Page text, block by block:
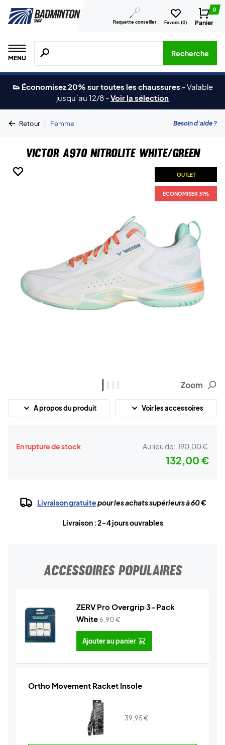
Raquette conseiller Favoris (0)
0
Panier
MENU
Recherche de produits, de marques, etc.
Recherche
👟 Économisez 20% sur toutes les chaussures -Valable
jusqu´au 12/8 -Voir la sélection
Retour | Femme Besoin d'aide ?
Victor A970 NitroLite White/Green
OUTLET
ÉCONOMISER 31%
OUTLET
ÉCONOMISER 31%
OUTLET
ÉCONOMISER 31%
OUTLET
ÉCONOMISER 31%
Zoom
A propos du produit Voir les accessoires
En rupture de stock Au lieu de: 190,00 €
132,00 €
Livraison gratuitepour les achats supérieurs à 60 €
Livraison : 2-4 jours ouvrables
ACCESSOIRES POPULAIRES
ZERV Pro Overgrip 3-Pack
White6,90€
Ajouter au panier
Ortho Movement Racket Insole
39,95€